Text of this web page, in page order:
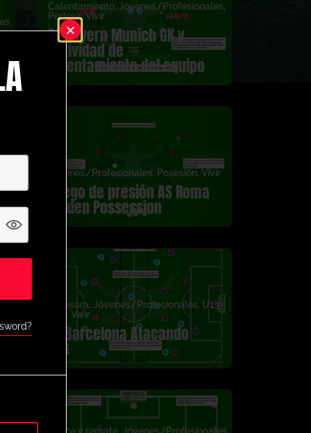
,
Calentamiento, Jóvenes/Profesionales,
Portera,Vivir
FC Bayern Munich GK y
actividad de
calentamiento del equipo
Jóvenes/Profesionales, Posesión, Vivir
Juego de presión AS Roma
Golden Possession
Agresora, Jóvenes/Profesionales, U13-
, Vivir
FC Barcelona Atacando
SSG